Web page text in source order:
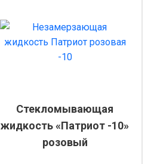
Стекломывающая
жидкость «Патриот -10»
розовый